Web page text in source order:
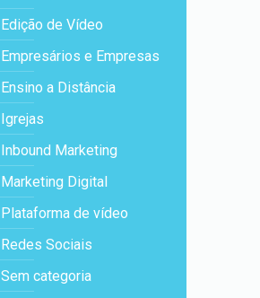
Edição de Vídeo
Empresários e Empresas
Ensino a Distância
Igrejas
Inbound Marketing
Marketing Digital
Plataforma de vídeo
Redes Sociais
Sem categoria